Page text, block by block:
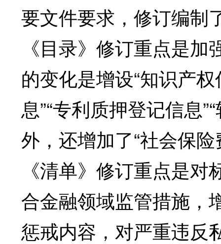
要文件要求，修订编制
《目录》修订重点是
的变化是增设“知识产
息”“专利质押登记信息
外，还增加了“社会保
《清单》修订重点是
合金融领域监管措施，
惩戒内容，对严重违反